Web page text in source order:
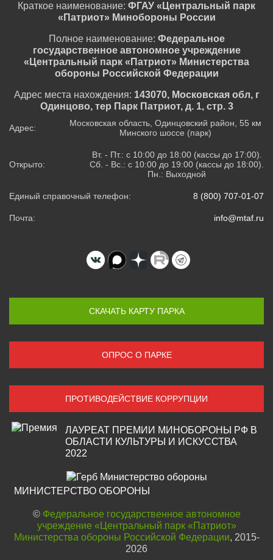
Краткое наименование: ФГАУ «Центральный парк
«Патриот» Минобороны России
Полное наименование: Федеральное
государственное автономное учреждение
«Центральный парк «Патриот» Министерства
обороны Российской Федерации
Адрес места нахождения: 143070, Московская обл, г
Одинцово, тер Парк Патриот, д. 1, стр. 3
Адрес:
Московская область, Одинцовский район, 55 км
Минского шоссе (парк)
Открыто:
Вт. - Пт.: с 10:00 до 18:00 (кассы до 17:00).
Сб. - Вс.: с 10:00 до 19:00 (кассы до 18:00).
Пн.: Выходной
Единый справочный телефон: 8 (800) 707-01-07
Почта: info@mtaf.ru
СКАЧАТЬ КАРТУ ПАРКА
ОПРОС О ПАРКЕ
ПРОТИВОДЕЙСТВИЕ КОРРУПЦИИ
ЛАУРЕАТ ПРЕМИИ МИНОБОРОНЫ РФ В
ОБЛАСТИ КУЛЬТУРЫ И ИСКУССТВА
2022
МИНИСТЕРСТВО ОБОРОНЫ
© Федеральное государственное автономное
учреждение «Центральный парк «Патриот»
Министерства обороны Российской Федерации, 2015-
2026